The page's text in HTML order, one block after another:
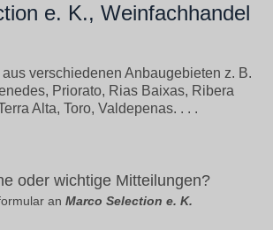
e. K., Weinfachhandel
verschiedenen Anbaugebieten z. B.
Priorato, Rias Baixas, Ribera
Alta, Toro, Valdepenas. . . .
oder wichtige Mitteilungen?
an Marco Selection e. K.